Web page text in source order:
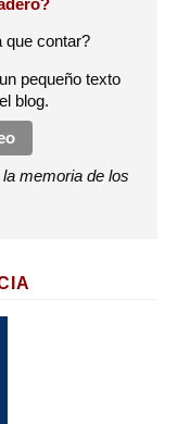
que contar?
pequeño texto
blog.
memoria de los